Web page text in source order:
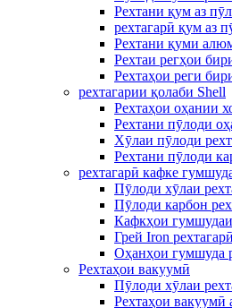
Рехтани қум аз
рехтагарӣ қум аз
Рехтани қуми
Рехтаи регҳои
Рехтаҳои реги
рехтагарии қолаби Shell
Рехтаҳои оҳании
Рехтани пӯлоди
Хӯлаи пӯлоди
Рехтани пӯлоди
рехтагарӣ кафке
Пӯлоди хӯлаи
Пӯлоди карбон
Кафкҳои
Грей Iron
Оҳанҳои гумшуда
Рехтаҳои вакуумӣ
Пӯлоди хӯлаи
Рехтаҳои вакуумӣ